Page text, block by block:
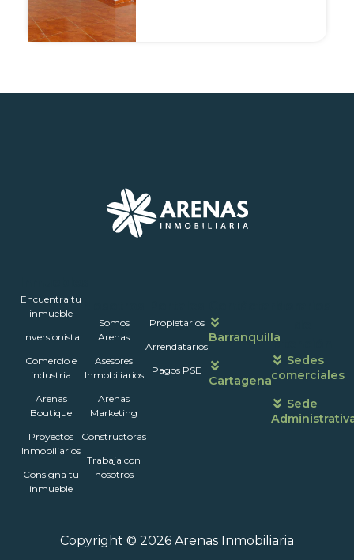
Encuentra tu
inmueble
Inversionista
Comercio e
industria
Arenas
Boutique
Proyectos
Inmobiliarios
Consigna tu
inmueble
Somos
Arenas
Asesores
Inmobiliarios
Arenas
Marketing
Constructoras
Trabaja con
nosotros
Propietarios
Arrendatarios
Pagos PSE
Barranquilla
Cartagena
atención
Sedes
comerciales
Sede
Copyright © 2026 Arenas Inmobiliaria